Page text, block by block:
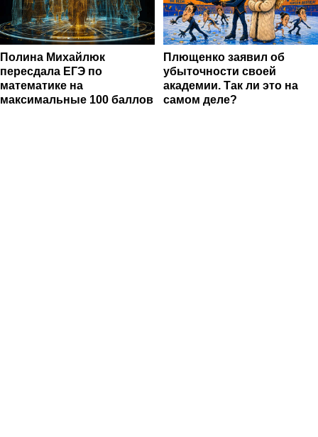
Полина Михайлюк
пересдала ЕГЭ по
математике на
максимальные 100 баллов
Плющенко заявил об
убыточности своей
академии. Так ли это на
самом деле?